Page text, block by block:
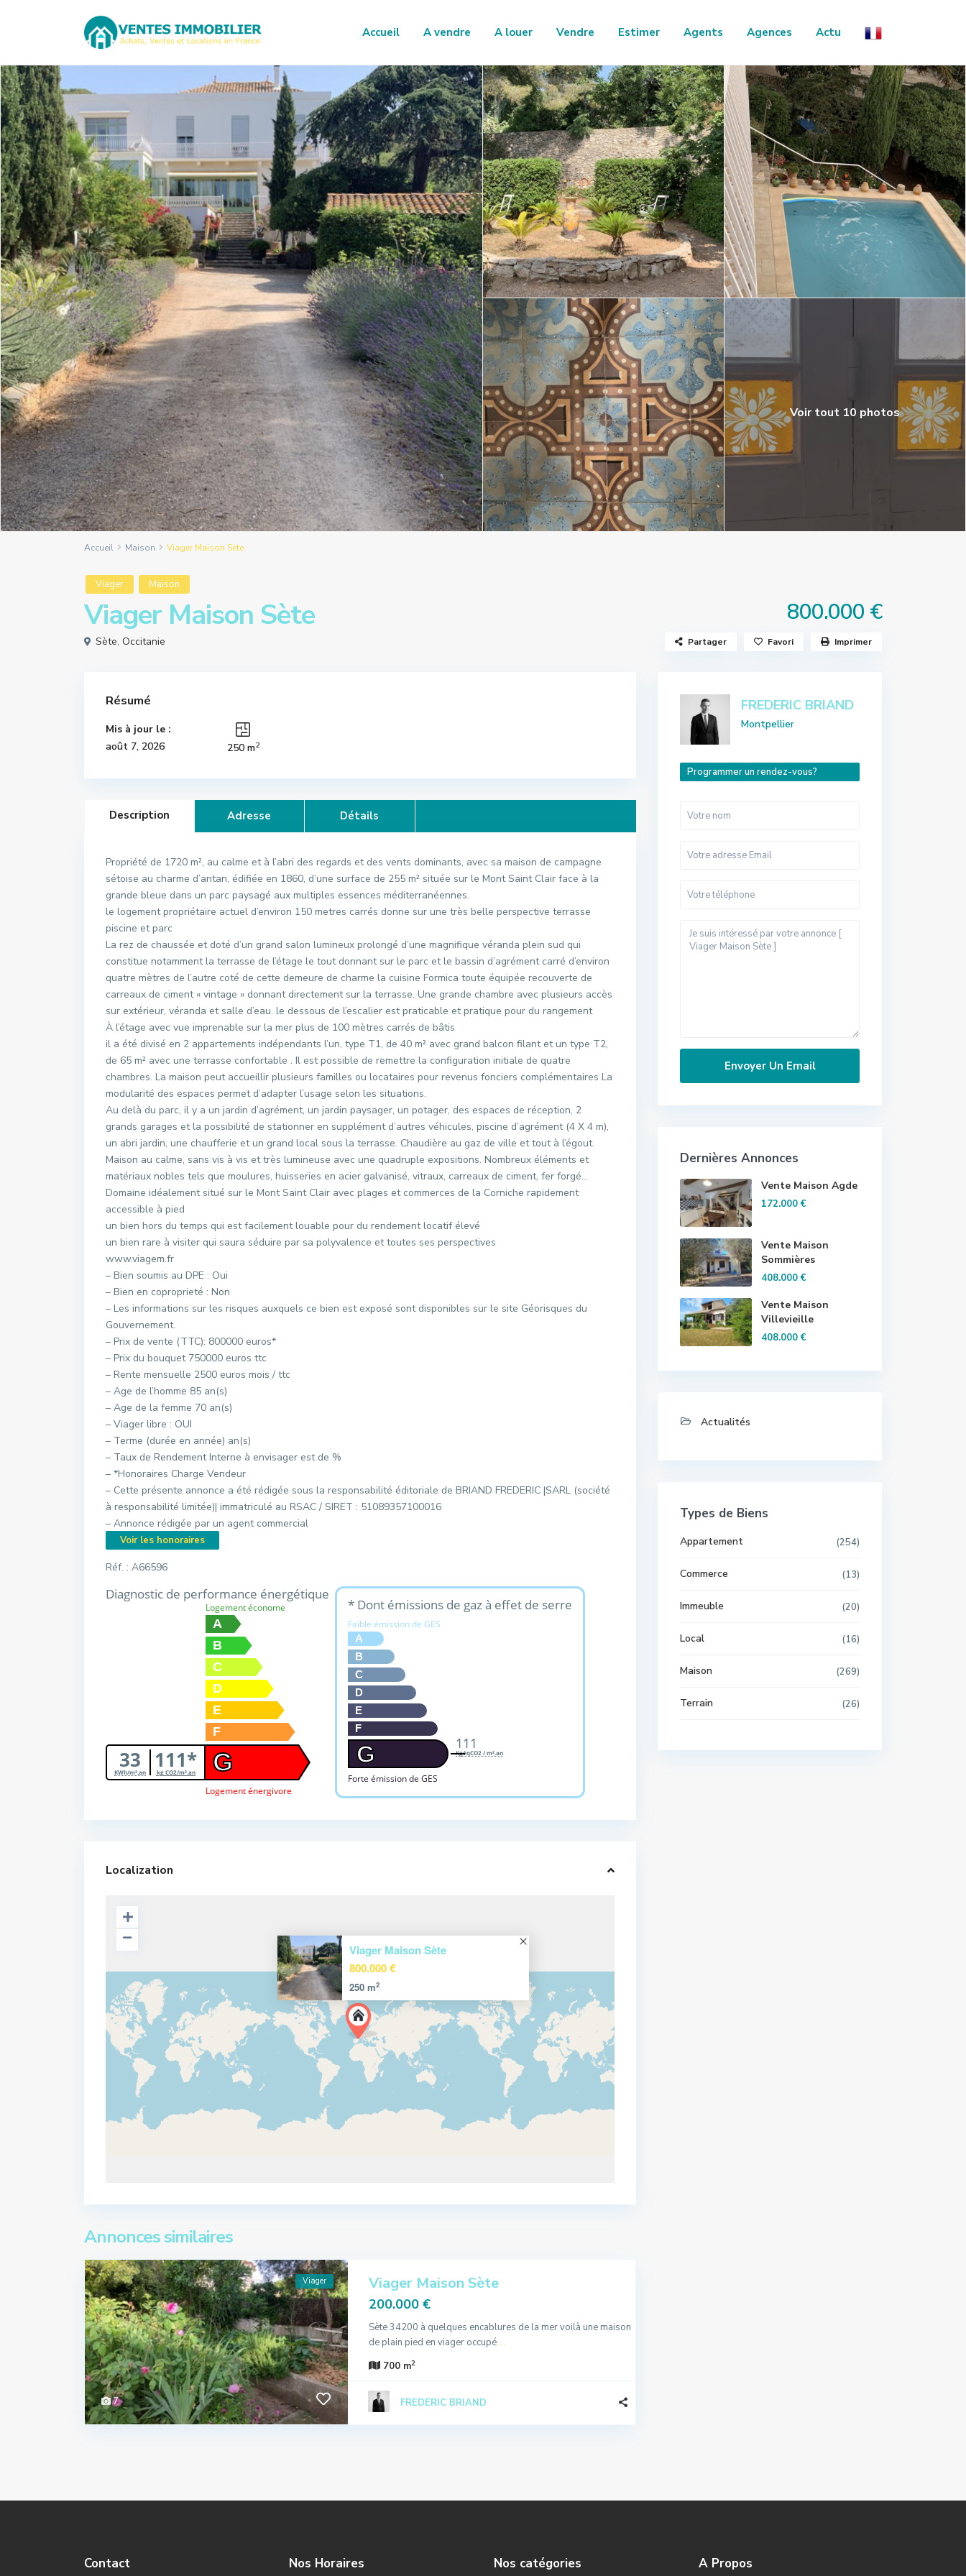
Accueil A vendre A louer Vendre Estimer Agents Agences Actu
Voir tout 10 photos
Accueil Maison Viager Maison Sète
Viager Maison
Viager Maison Sète 800.000 €
Sète, Occitanie Partager Favori Imprimer
Résumé
Mis à jour le :
août 7, 2026
250 m2
Description Adresse Détails
Propriété de 1720 m², au calme et à l’abri des regards et des vents dominants, avec sa maison de campagne
sétoise au charme d’antan, édifiée en 1860, d’une surface de 255 m² située sur le Mont Saint Clair face à la
grande bleue dans un parc paysagé aux multiples essences méditerranéennes.
le logement propriétaire actuel d’environ 150 metres carrés donne sur une très belle perspective terrasse
piscine et parc
La rez de chaussée et doté d’un grand salon lumineux prolongé d’une magnifique véranda plein sud qui
constitue notamment la terrasse de l’étage le tout donnant sur le parc et le bassin d’agrément carré d’environ
quatre mètres de l’autre coté de cette demeure de charme la cuisine Formica toute équipée recouverte de
carreaux de ciment « vintage » donnant directement sur la terrasse. Une grande chambre avec plusieurs accès
sur extérieur, véranda et salle d’eau. le dessous de l’escalier est praticable et pratique pour du rangement
À l’étage avec vue imprenable sur la mer plus de 100 mètres carrés de bâtis
il a été divisé en 2 appartements indépendants l’un, type T1, de 40 m² avec grand balcon filant et un type T2,
de 65 m² avec une terrasse confortable . Il est possible de remettre la configuration initiale de quatre
chambres. La maison peut accueillir plusieurs familles ou locataires pour revenus fonciers complémentaires La
modularité des espaces permet d’adapter l’usage selon les situations.
Au delà du parc, il y a un jardin d’agrément, un jardin paysager, un potager, des espaces de réception, 2
grands garages et la possibilité de stationner en supplément d’autres véhicules, piscine d’agrément (4 X 4 m),
un abri jardin, une chaufferie et un grand local sous la terrasse. Chaudière au gaz de ville et tout à l’égout.
Maison au calme, sans vis à vis et très lumineuse avec une quadruple expositions. Nombreux éléments et
matériaux nobles tels que moulures, huisseries en acier galvanisé, vitraux, carreaux de ciment, fer forgé…
Domaine idéalement situé sur le Mont Saint Clair avec plages et commerces de la Corniche rapidement
accessible à pied
un bien hors du temps qui est facilement louable pour du rendement locatif élevé
un bien rare à visiter qui saura séduire par sa polyvalence et toutes ses perspectives
www.viagem.fr
– Bien soumis au DPE : Oui
– Bien en coproprieté : Non
– Les informations sur les risques auxquels ce bien est exposé sont disponibles sur le site Géorisques du
Gouvernement.
– Prix de vente (TTC): 800000 euros*
– Prix du bouquet 750000 euros ttc
– Rente mensuelle 2500 euros mois / ttc
– Age de l’homme 85 an(s)
– Age de la femme 70 an(s)
– Viager libre : OUI
– Terme (durée en année) an(s)
– Taux de Rendement Interne à envisager est de %
– *Honoraires Charge Vendeur
– Cette présente annonce a été rédigée sous la responsabilité éditoriale de BRIAND FREDERIC |SARL (société
à responsabilité limitée)| immatriculé au RSAC / SIRET : 51089357100016
– Annonce rédigée par un agent commercial
Voir les honoraires
Réf. : A66596
Diagnostic de performance énergétique
33
KWh/m².an 111*
kg CO2/m².an
Logement économe
A
B
C
D
E
F
G
Logement énergivore
* Dont émissions de gaz à effet de serre
Faible émission de GES
A
B
C
D
E
F
G
Forte émission de GES
111
KgéqCO2 / m².an
Localization
Viager Maison Sète
800.000 €
250 m2
Annonces similaires
7
Viager Viager Maison Sète
200.000 €
Sète 34200 à quelques encablures de la mer voilà une maison
de plain pied en viager occupé ...
700 m2
FREDERIC BRIAND
FREDERIC BRIAND
Montpellier
Programmer un rendez-vous?
Dernières Annonces
Vente Maison Agde
172.000 €
Vente Maison
Sommières
408.000 €
Vente Maison
Villevieille
408.000 €
Actualités
Types de Biens
Appartement (254)
Commerce (13)
Immeuble (20)
Local (16)
Maison (269)
Terrain (26)
Contact Nos Horaires Nos catégories A Propos